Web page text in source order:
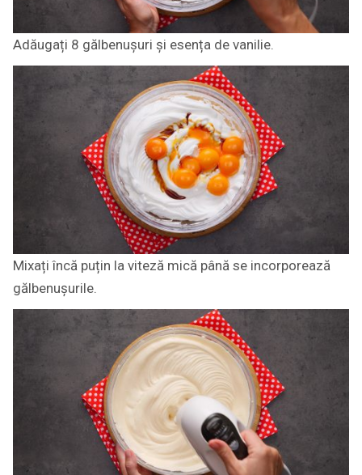
Adăugați 8 gălbenușuri și esența de vanilie.
Mixați încă puțin la viteză mică până se incorporează
gălbenușurile.